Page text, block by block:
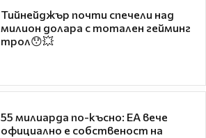
Тийнейджър почти спечели над
милион долара с тотален гейминг
трол😯💥
55 милиарда по-късно: EA вече
официално е собственост на